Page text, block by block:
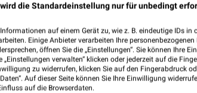
die Standardeinstellung nur für unbedingt
auf einem Gerät zu, wie z. B. eindeutige IDs in
Einige Anbieter verarbeiten Ihre
öffnen Sie die „Einstellungen“. Sie können Ihre
verwalten“ klicken oder jederzeit auf die
zu widerrufen, klicken Sie auf den Fingerabdruck
Auf dieser Seite können Sie Ihre Einwilligung
auf die Browserdaten.